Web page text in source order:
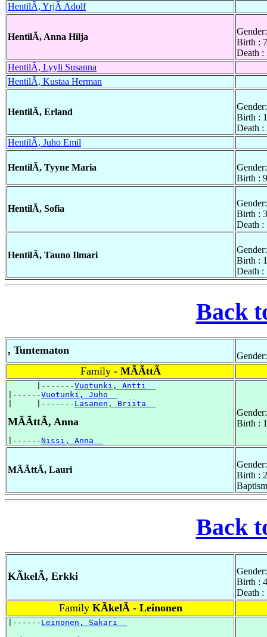
HentilÃ, YrjÃ Adolf
HentilÃ, Anna Hilja
Birth :
Death :
HentilÃ, Lyyli Susanna
HentilÃ, Kustaa Herman
HentilÃ, Erland
Birth :
Death :
HentilÃ, Juho Emil
HentilÃ, Tyyne Maria
Birth :
HentilÃ, Sofia
Birth :
Death :
HentilÃ, Tauno Ilmari
Birth :
Death :
Back
, Tuntematon
Family - MÃÃttÃ
      |-------
Vuotunki, Antti
|------Vuotunki, Juho
|     |------- Lasanen, Briita
MÃÃttÃ, Anna
|------Nissi, Anna
Birth :
MÃÃttÃ, Lauri
Birth :
Back
KÃkelÃ, Erkki
Birth :
Death :
Family KÃkelÃ - Leinonen
|------ Leinonen, Sakari